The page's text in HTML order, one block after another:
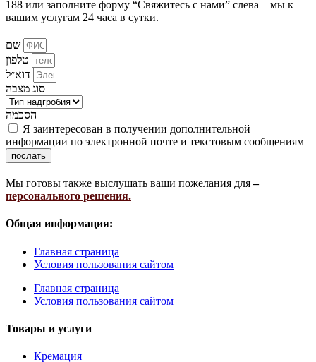
188 или заполните форму “Свяжитесь с нами” слева – мы к
вашим услугам 24 часа в сутки.
סוג מצבה
הסכמה
Я заинтересован в получении дополнительной
информации по электронной почте и текстовым сообщениям
послать
Мы готовы также выслушать ваши пожелания для–
персонального решения.
Общая информация:
Главная страница
Условия пользования сайтом
Главная страница
Условия пользования сайтом
Товары и услуги
Кремация